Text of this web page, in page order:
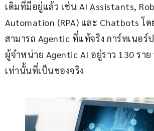
เดิมที่มีอยู่แล้ว เช่น AI Assistants,
Automation (RPA) และ Chatbots โ
สามารถ Agentic ที่แท้จริง การ์ทเนอร์
ผู้จำหน่าย Agentic AI อยู่ราว 130 รา
เท่านั้นที่เป็นของจริง